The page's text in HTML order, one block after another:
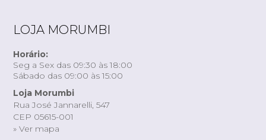
LOJA MORUMBI
Horário:
Seg a Sex das 09:30 às 18:00
Sábado das 09:00 às 15:00
Loja Morumbi
Rua José Jannarelli, 547
CEP 05615-001
» Ver mapa